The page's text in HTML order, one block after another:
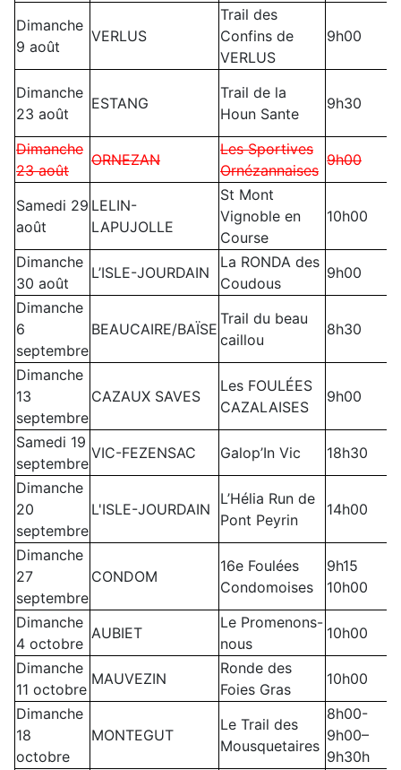
Dimanche
9 août
VERLUS
Trail des
Confins de
VERLUS
9h00
Dimanche
23 août
ESTANG
Trail de la
Houn Sante
9h30
Dimanche
23 août
ORNEZAN
Les Sportives
Ornézannaises
9h00
Samedi 29
août
LELIN-
LAPUJOLLE
St Mont
Vignoble en
Course
10h00
Dimanche
30 août
L’ISLE-JOURDAIN
La RONDA des
Coudous
9h00
Dimanche
6
septembre
BEAUCAIRE/BAÏSE
Trail du beau
caillou
8h30
Dimanche
13
septembre
CAZAUX SAVES
Les FOULÉES
CAZALAISES
9h00
Samedi 19
septembre
VIC-FEZENSAC Galop’In Vic
18h30
Dimanche
20
septembre
L'ISLE-JOURDAIN
L’Hélia Run de
Pont Peyrin
14h00
Dimanche
27
septembre
CONDOM
16e Foulées
Condomoises
9h15
10h00
Dimanche
4 octobre
AUBIET
Le Promenons-
nous
10h00
Dimanche
11 octobre
MAUVEZIN
Ronde des
Foies Gras
10h00
Dimanche
18
octobre
MONTEGUT
Le Trail des
Mousquetaires
8h00-
9h00–
9h30h